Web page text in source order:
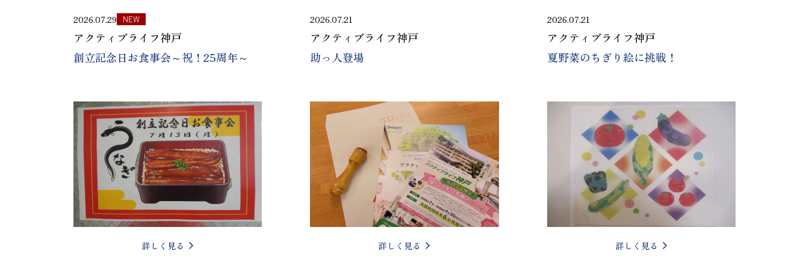
2026.07.29 NEW
アクティブライフ神戸
創立記念日お食事会～祝！25周年～
詳しく見る
2026.07.21
アクティブライフ神戸
助っ人登場
詳しく見る
2026.07.21
アクティブライフ神戸
夏野菜のちぎり絵に挑戦！
詳しく見る